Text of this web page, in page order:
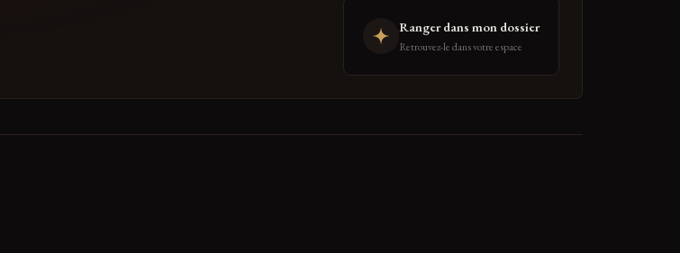
Ranger dans mon dossier
Retrouvez-le dans votre espace